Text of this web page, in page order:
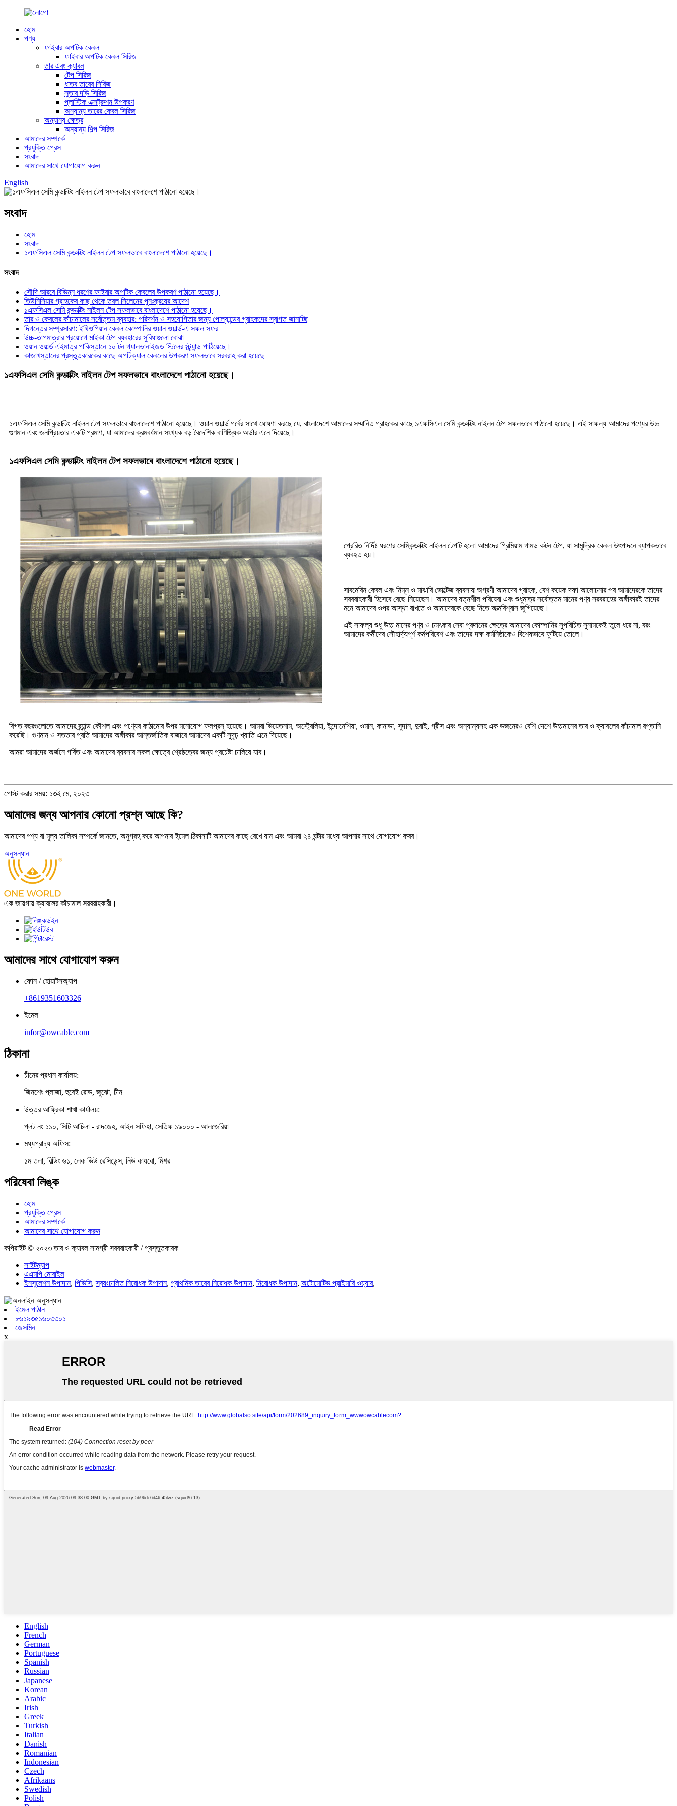
হোম
পণ্য
ফাইবার অপটিক কেবল
ফাইবার অপটিক কেবল সিরিজ
তার এবং ক্যাবল
টেপ সিরিজ
ধাতব তারের সিরিজ
সুতার দড়ি সিরিজ
প্লাস্টিক এক্সট্রুশন উপকরণ
অন্যান্য তারের কেবল সিরিজ
অন্যান্য ক্ষেত্র
অন্যান্য শিল্প সিরিজ
আমাদের সম্পর্কে
প্রযুক্তি প্রেস
সংবাদ
আমাদের সাথে যোগাযোগ করুন
English
সংবাদ
হোম
সংবাদ
১এফসিএল সেমি কন্ডাক্টিং নাইলন টেপ সফলভাবে বাংলাদেশে পাঠানো হয়েছে।
সংবাদ
সৌদি আরবে বিভিন্ন ধরণের ফাইবার অপটিক কেবলের উপকরণ পাঠানো হয়েছে।
তিউনিসিয়ার গ্রাহকের কাছ থেকে তরল সিলেনের পুনঃক্রয়ের আদেশ
১এফসিএল সেমি কন্ডাক্টিং নাইলন টেপ সফলভাবে বাংলাদেশে পাঠানো হয়েছে।
তার ও কেবলের কাঁচামালের সর্বোত্তম ব্যবহার: পরিদর্শন ও সহযোগিতার জন্য পোল্যান্ডের গ্রাহকদের স্বাগত জানাচ্ছি
দিগন্তের সম্প্রসারণ: ইথিওপিয়ান কেবল কোম্পানির ওয়ান ওয়ার্ল্ড-এ সফল সফর
উচ্চ-তাপমাত্রার প্রয়োগে মাইকা টেপ ব্যবহারের সুবিধাগুলো বোঝা
ওয়ান ওয়ার্ল্ড এইমাত্র পাকিস্তানে ১০ টন গ্যালভানাইজড স্টিলের স্ট্র্যান্ড পাঠিয়েছে।
কাজাখস্তানের প্রস্তুতকারকের কাছে অপটিক্যাল কেবলের উপকরণ সফলভাবে সরবরাহ করা হয়েছে
১এফসিএল সেমি কন্ডাক্টিং নাইলন টেপ সফলভাবে বাংলাদেশে পাঠানো হয়েছে।
১এফসিএল সেমি কন্ডাক্টিং নাইলন টেপ সফলভাবে বাংলাদেশে পাঠানো হয়েছে। ওয়ান ওয়ার্ল্ড গর্বের সাথে ঘোষণা করছে যে, বাংলাদেশে আমাদের সম্মানিত গ্রাহকের কাছে ১এফসিএল সেমি কন্ডাক্টিং নাইলন টেপ সফলভাবে পাঠানো হয়েছে। এই সাফল্য আমাদের পণ্যের উচ্চ
গুণমান এবং জনপ্রিয়তার একটি প্রমাণ, যা আমাদের ক্রমবর্ধমান সংখ্যক বড় বৈদেশিক বাণিজ্যিক অর্ডার এনে দিয়েছে।
১এফসিএল সেমি কন্ডাক্টিং নাইলন টেপ সফলভাবে বাংলাদেশে পাঠানো হয়েছে।
প্রেরিত নির্দিষ্ট ধরণের সেমিকন্ডাক্টিং নাইলন টেপটি হলো আমাদের প্রিমিয়াম গামড কটন টেপ, যা সামুদ্রিক কেবল উৎপাদনে ব্যাপকভাবে
ব্যবহৃত হয়।
সাবমেরিন কেবল এবং নিম্ন ও মাঝারি ভোল্টেজ ব্যবসায় অগ্রণী আমাদের গ্রাহক, বেশ কয়েক দফা আলোচনার পর আমাদেরকে তাদের
সরবরাহকারী হিসেবে বেছে নিয়েছেন। আমাদের যত্নশীল পরিষেবা এবং শুধুমাত্র সর্বোত্তম মানের পণ্য সরবরাহের অঙ্গীকারই তাদের
মনে আমাদের ওপর আস্থা রাখতে ও আমাদেরকে বেছে নিতে আত্মবিশ্বাস জুগিয়েছে।
এই সাফল্য শুধু উচ্চ মানের পণ্য ও চমৎকার সেবা প্রদানের ক্ষেত্রে আমাদের কোম্পানির সুপরিচিত সুনামকেই তুলে ধরে না, বরং
আমাদের কর্মীদের সৌহার্দ্যপূর্ণ কর্মপরিবেশ এবং তাদের দক্ষ কর্মনিষ্ঠাকেও বিশেষভাবে ফুটিয়ে তোলে।
বিগত বছরগুলোতে আমাদের ব্র্যান্ড কৌশল এবং পণ্যের কাঠামোর উপর মনোযোগ ফলপ্রসূ হয়েছে। আমরা ভিয়েতনাম, অস্ট্রেলিয়া, ইন্দোনেশিয়া, ওমান, কানাডা, সুদান, দুবাই, গ্রীস এবং অন্যান্যসহ এক ডজনেরও বেশি দেশে উচ্চমানের তার ও ক্যাবলের কাঁচামাল রপ্তানি
করেছি। গুণমান ও সততার প্রতি আমাদের অঙ্গীকার আন্তর্জাতিক বাজারে আমাদের একটি সুদৃঢ় খ্যাতি এনে দিয়েছে।
আমরা আমাদের অর্জনে গর্বিত এবং আমাদের ব্যবসার সকল ক্ষেত্রে শ্রেষ্ঠত্বের জন্য প্রচেষ্টা চালিয়ে যাব।
পোস্ট করার সময়: ১৩ই মে, ২০২৩
আমাদের জন্য আপনার কোনো প্রশ্ন আছে কি?
আমাদের পণ্য বা মূল্য তালিকা সম্পর্কে জানতে, অনুগ্রহ করে আপনার ইমেল ঠিকানাটি আমাদের কাছে রেখে যান এবং আমরা ২৪ ঘন্টার মধ্যে আপনার সাথে যোগাযোগ করব।
অনুসন্ধান
এক জায়গায় ক্যাবলের কাঁচামাল সরবরাহকারী।
আমাদের সাথে যোগাযোগ করুন
ফোন / হোয়াটসঅ্যাপ
+8619351603326
ইমেল
infor@owcable.com
ঠিকানা
চীনের প্রধান কার্যালয়:
জিনশেং প্লাজা, হুবেই রোড, জুঝো, চীন
উত্তর আফ্রিকা শাখা কার্যালয়:
প্লট নং ১১০, সিটি আচিলা - রাদজেহ, আইন সফিহা, সেতিফ ১৯০০০ - আলজেরিয়া
মধ্যপ্রাচ্য অফিস:
১ম তলা, বিল্ডিং ৬১, লেক ভিউ রেসিডেন্স, নিউ কায়রো, মিশর
পরিষেবা লিঙ্ক
হোম
প্রযুক্তি প্রেস
আমাদের সম্পর্কে
আমাদের সাথে যোগাযোগ করুন
কপিরাইট © ২০২৩ তার ও ক্যাবল সামগ্রী সরবরাহকারী / প্রস্তুতকারক
সাইটম্যাপ
এএমপি মোবাইল
ইনসুলেশন উপাদান, পিভিসি,স্বয়ংচালিত নিরোধক উপাদান, প্রাথমিক তারের নিরোধক উপাদান, নিরোধক উপাদান, অটোমোটিভ প্রাইমারি ওয়্যার,
ইমেল পাঠান
৮৬১৯৩৫১৬০৩৩০১
জেসমিন
x
English
French
German
Portuguese
Spanish
Russian
Japanese
Korean
Arabic
Irish
Greek
Turkish
Italian
Danish
Romanian
Indonesian
Czech
Afrikaans
Swedish
Polish